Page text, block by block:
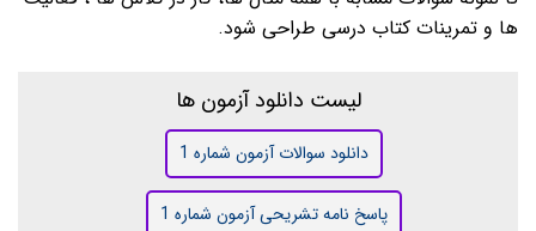
ها و تمرینات کتاب درسی طراحی شود.
لیست دانلود آزمون ها
دانلود سوالات آزمون شماره 1
پاسخ نامه تشریحی آزمون شماره 1